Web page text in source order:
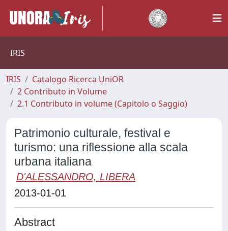
IRIS
IRIS
Catalogo Ricerca UniOR
2 Contributo in Volume
2.1 Contributo in volume (Capitolo o Saggio)
Patrimonio culturale, festival e
turismo: una riflessione alla scala
urbana italiana
D'ALESSANDRO, LIBERA
2013-01-01
Abstract